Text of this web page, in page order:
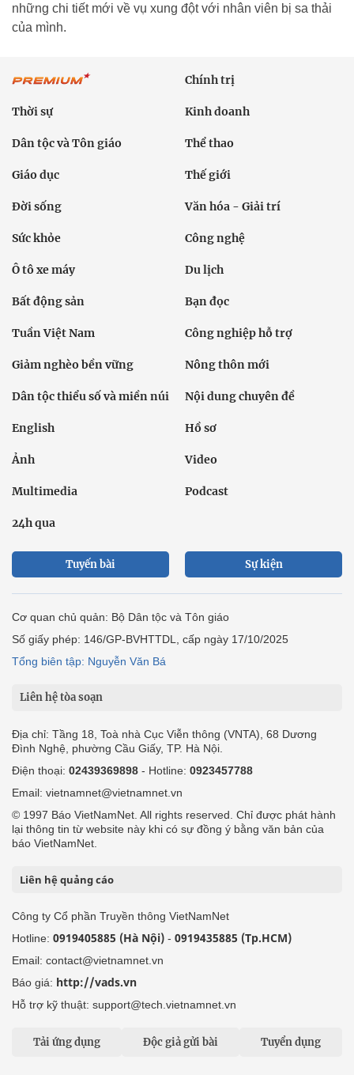
những chi tiết mới về vụ xung đột với nhân viên bị sa thải
của mình.
Chính trị
Thời sự Kinh doanh
Dân tộc và Tôn giáo Thể thao
Giáo dục Thế giới
Đời sống Văn hóa - Giải trí
Sức khỏe Công nghệ
Ô tô xe máy Du lịch
Bất động sản Bạn đọc
Tuần Việt Nam Công nghiệp hỗ trợ
Giảm nghèo bền vững Nông thôn mới
Dân tộc thiểu số và miền núi Nội dung chuyên đề
English Hồ sơ
Ảnh Video
Multimedia Podcast
24h qua
Tuyến bài Sự kiện
Cơ quan chủ quản: Bộ Dân tộc và Tôn giáo
Số giấy phép: 146/GP-BVHTTDL, cấp ngày 17/10/2025
Tổng biên tập: Nguyễn Văn Bá
Liên hệ tòa soạn
Địa chỉ: Tầng 18, Toà nhà Cục Viễn thông (VNTA), 68 Dương
Đình Nghệ, phường Cầu Giấy, TP. Hà Nội.
Điện thoại: 02439369898 - Hotline: 0923457788
Email: vietnamnet@vietnamnet.vn
© 1997 Báo VietNamNet. All rights reserved. Chỉ được phát hành
lại thông tin từ website này khi có sự đồng ý bằng văn bản của
báo VietNamNet.
Liên hệ quảng cáo
Công ty Cổ phần Truyền thông VietNamNet
Hotline: 0919405885 (Hà Nội) - 0919435885 (Tp.HCM)
Email: contact@vietnamnet.vn
Báo giá: http://vads.vn
Hỗ trợ kỹ thuật: support@tech.vietnamnet.vn
Tải ứng dụng Độc giả gửi bài Tuyển dụng